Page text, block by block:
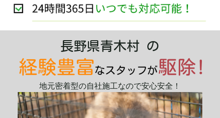
長野県青木村 の
地元密着型の自社施工なので安心安全！